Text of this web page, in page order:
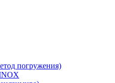
погружения)